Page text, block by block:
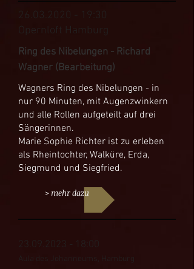
26.03.2020 - 19 :30
Opernloft Hamburg
Ring des Nibelungen - Richard
Wagner (Bearbeitung)
Wagners Ring des Nibelungen - in
nur 90 Minuten, mit Augenzwinkern
und alle Rollen aufgeteilt auf drei
Sängerinnen.
Marie Sophie Richter ist zu erleben
als Rheintochter, Walküre, Erda,
Siegmund und Siegfried.
> mehr dazu
23.09.202